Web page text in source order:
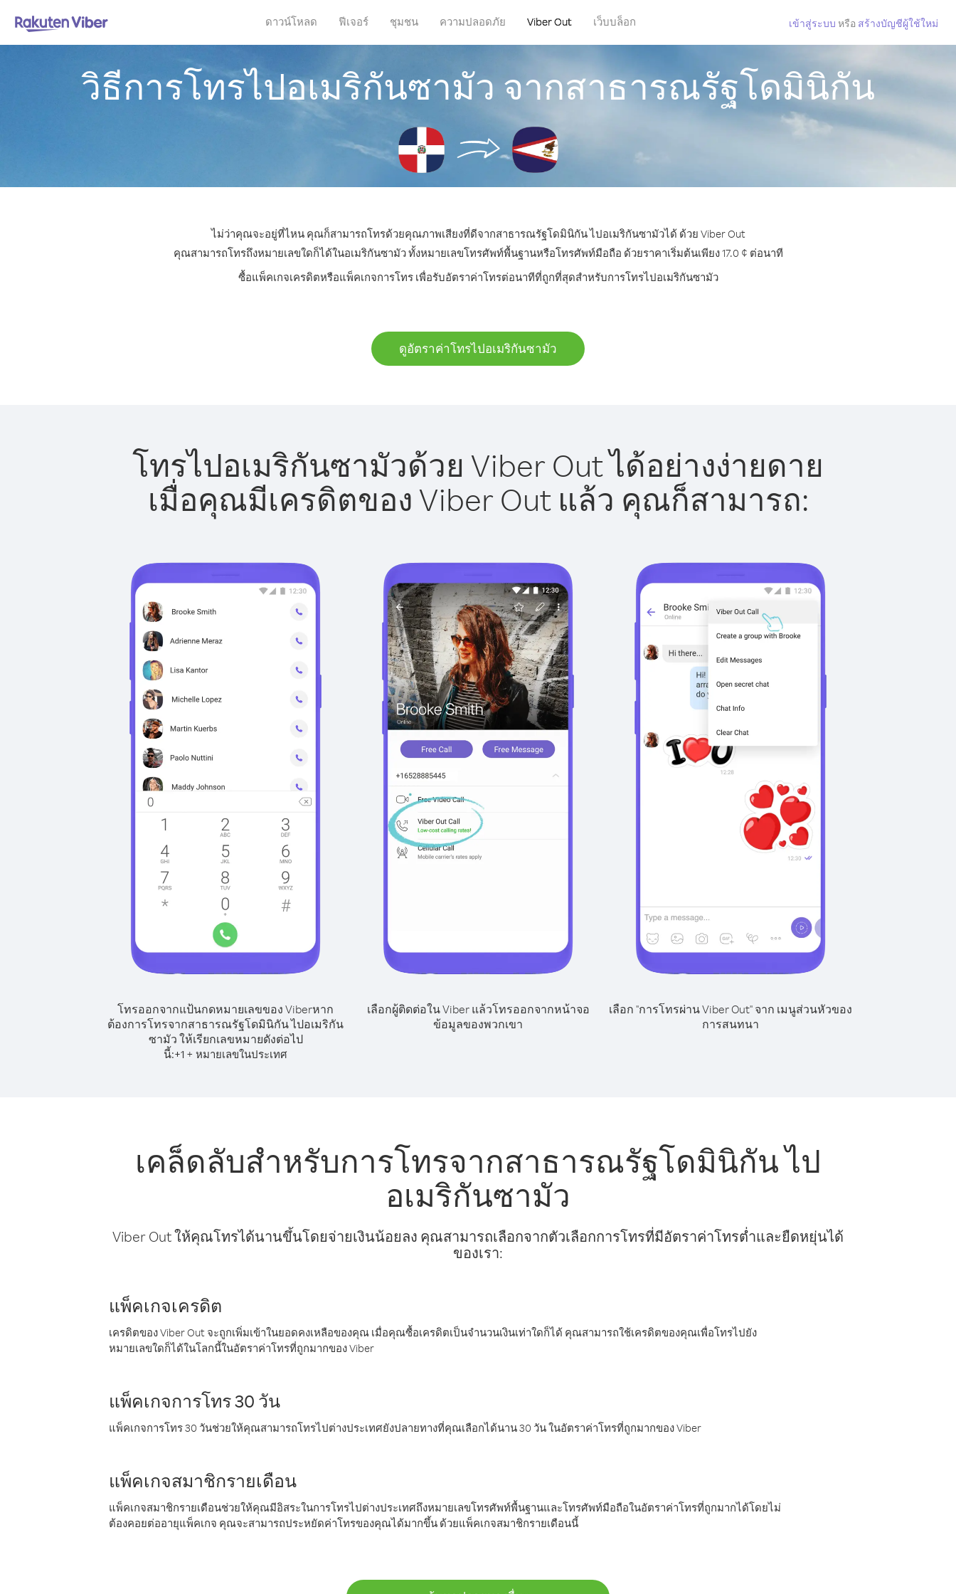
ดาวน์โหลด ฟีเจอร์ ชุมชน ความปลอดภัย Viber Out เว็บบล็อก เข้าสู่ระบบ หรือ สร้างบัญชีผู้ใช้ใหม่
วิธีการโทรไปอเมริกันซามัว จากสาธารณรัฐโดมินิกัน
ไม่ว่าคุณจะอยู่ที่ไหน คุณก็สามารถโทรด้วยคุณภาพเสียงที่ดีจากสาธารณรัฐโดมินิกัน ไปอเมริกันซามัวได้ ด้วย Viber Out
คุณสามารถโทรถึงหมายเลขใดก็ได้ในอเมริกันซามัว ทั้งหมายเลขโทรศัพท์พื้นฐานหรือโทรศัพท์มือถือ ด้วยราคาเริ่มต้นเพียง 17.0 ¢ ต่อนาที
ซื้อแพ็คเกจเครดิตหรือแพ็คเกจการโทร เพื่อรับอัตราค่าโทรต่อนาทีที่ถูกที่สุดสำหรับการโทรไปอเมริกันซามัว
ดูอัตราค่าโทรไปอเมริกันซามัว
โทรไปอเมริกันซามัวด้วย Viber Out ได้อย่างง่ายดาย
เมื่อคุณมีเครดิตของ Viber Out แล้ว คุณก็สามารถ:
โทรออกจากแป้นกดหมายเลขของ Viberหาก
ต้องการโทรจากสาธารณรัฐโดมินิกัน ไปอเมริกัน
ซามัว ให้เรียกเลขหมายดังต่อไป
นี้:+1 + หมายเลขในประเทศ
เลือกผู้ติดต่อใน Viber แล้วโทรออกจากหน้าจอ
ข้อมูลของพวกเขา
เลือก "การโทรผ่าน Viber Out" จาก เมนูส่วนหัวของ
การสนทนา
เคล็ดลับสำหรับการโทรจากสาธารณรัฐโดมินิกัน ไป
อเมริกันซามัว
Viber Out ให้คุณโทรได้นานขึ้นโดยจ่ายเงินน้อยลง คุณสามารถเลือกจากตัวเลือกการโทรที่มีอัตราค่าโทรต่ำและยืดหยุ่นได้
ของเรา:
แพ็คเกจเครดิต
เครดิตของ Viber Out จะถูกเพิ่มเข้าในยอดคงเหลือของคุณ เมื่อคุณซื้อเครดิตเป็นจำนวนเงินเท่าใดก็ได้ คุณสามารถใช้เครดิตของคุณเพื่อโทรไปยัง
หมายเลขใดก็ได้ในโลกนี้ในอัตราค่าโทรที่ถูกมากของ Viber
แพ็คเกจการโทร 30 วัน
แพ็คเกจการโทร 30 วันช่วยให้คุณสามารถโทรไปต่างประเทศยังปลายทางที่คุณเลือกได้นาน 30 วัน ในอัตราค่าโทรที่ถูกมากของ Viber
แพ็คเกจสมาชิกรายเดือน
แพ็คเกจสมาชิกรายเดือนช่วยให้คุณมีอิสระในการโทรไปต่างประเทศถึงหมายเลขโทรศัพท์พื้นฐานและโทรศัพท์มือถือในอัตราค่าโทรที่ถูกมากได้โดยไม่
ต้องคอยต่ออายุแพ็คเกจ คุณจะสามารถประหยัดค่าโทรของคุณได้มากขึ้น ด้วยแพ็คเกจสมาชิกรายเดือนนี้